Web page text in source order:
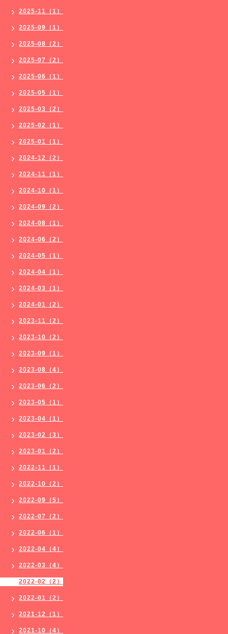
2025-11（1）
2025-09（1）
2025-08（2）
2025-07（2）
2025-06（1）
2025-05（1）
2025-03（2）
2025-02（1）
2025-01（1）
2024-12（2）
2024-11（1）
2024-10（1）
2024-09（2）
2024-08（1）
2024-06（2）
2024-05（1）
2024-04（1）
2024-03（1）
2024-01（2）
2023-11（2）
2023-10（2）
2023-09（1）
2023-08（4）
2023-06（2）
2023-05（1）
2023-04（1）
2023-02（3）
2023-01（2）
2022-11（1）
2022-10（2）
2022-09（5）
2022-07（2）
2022-06（1）
2022-04（4）
2022-03（4）
2022-02（2）
2022-01（2）
2021-12（1）
2021-10（4）